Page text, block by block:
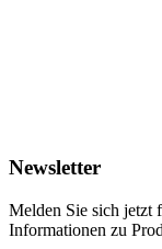
Newsletter
Melden Sie sich jetzt
Informationen zu